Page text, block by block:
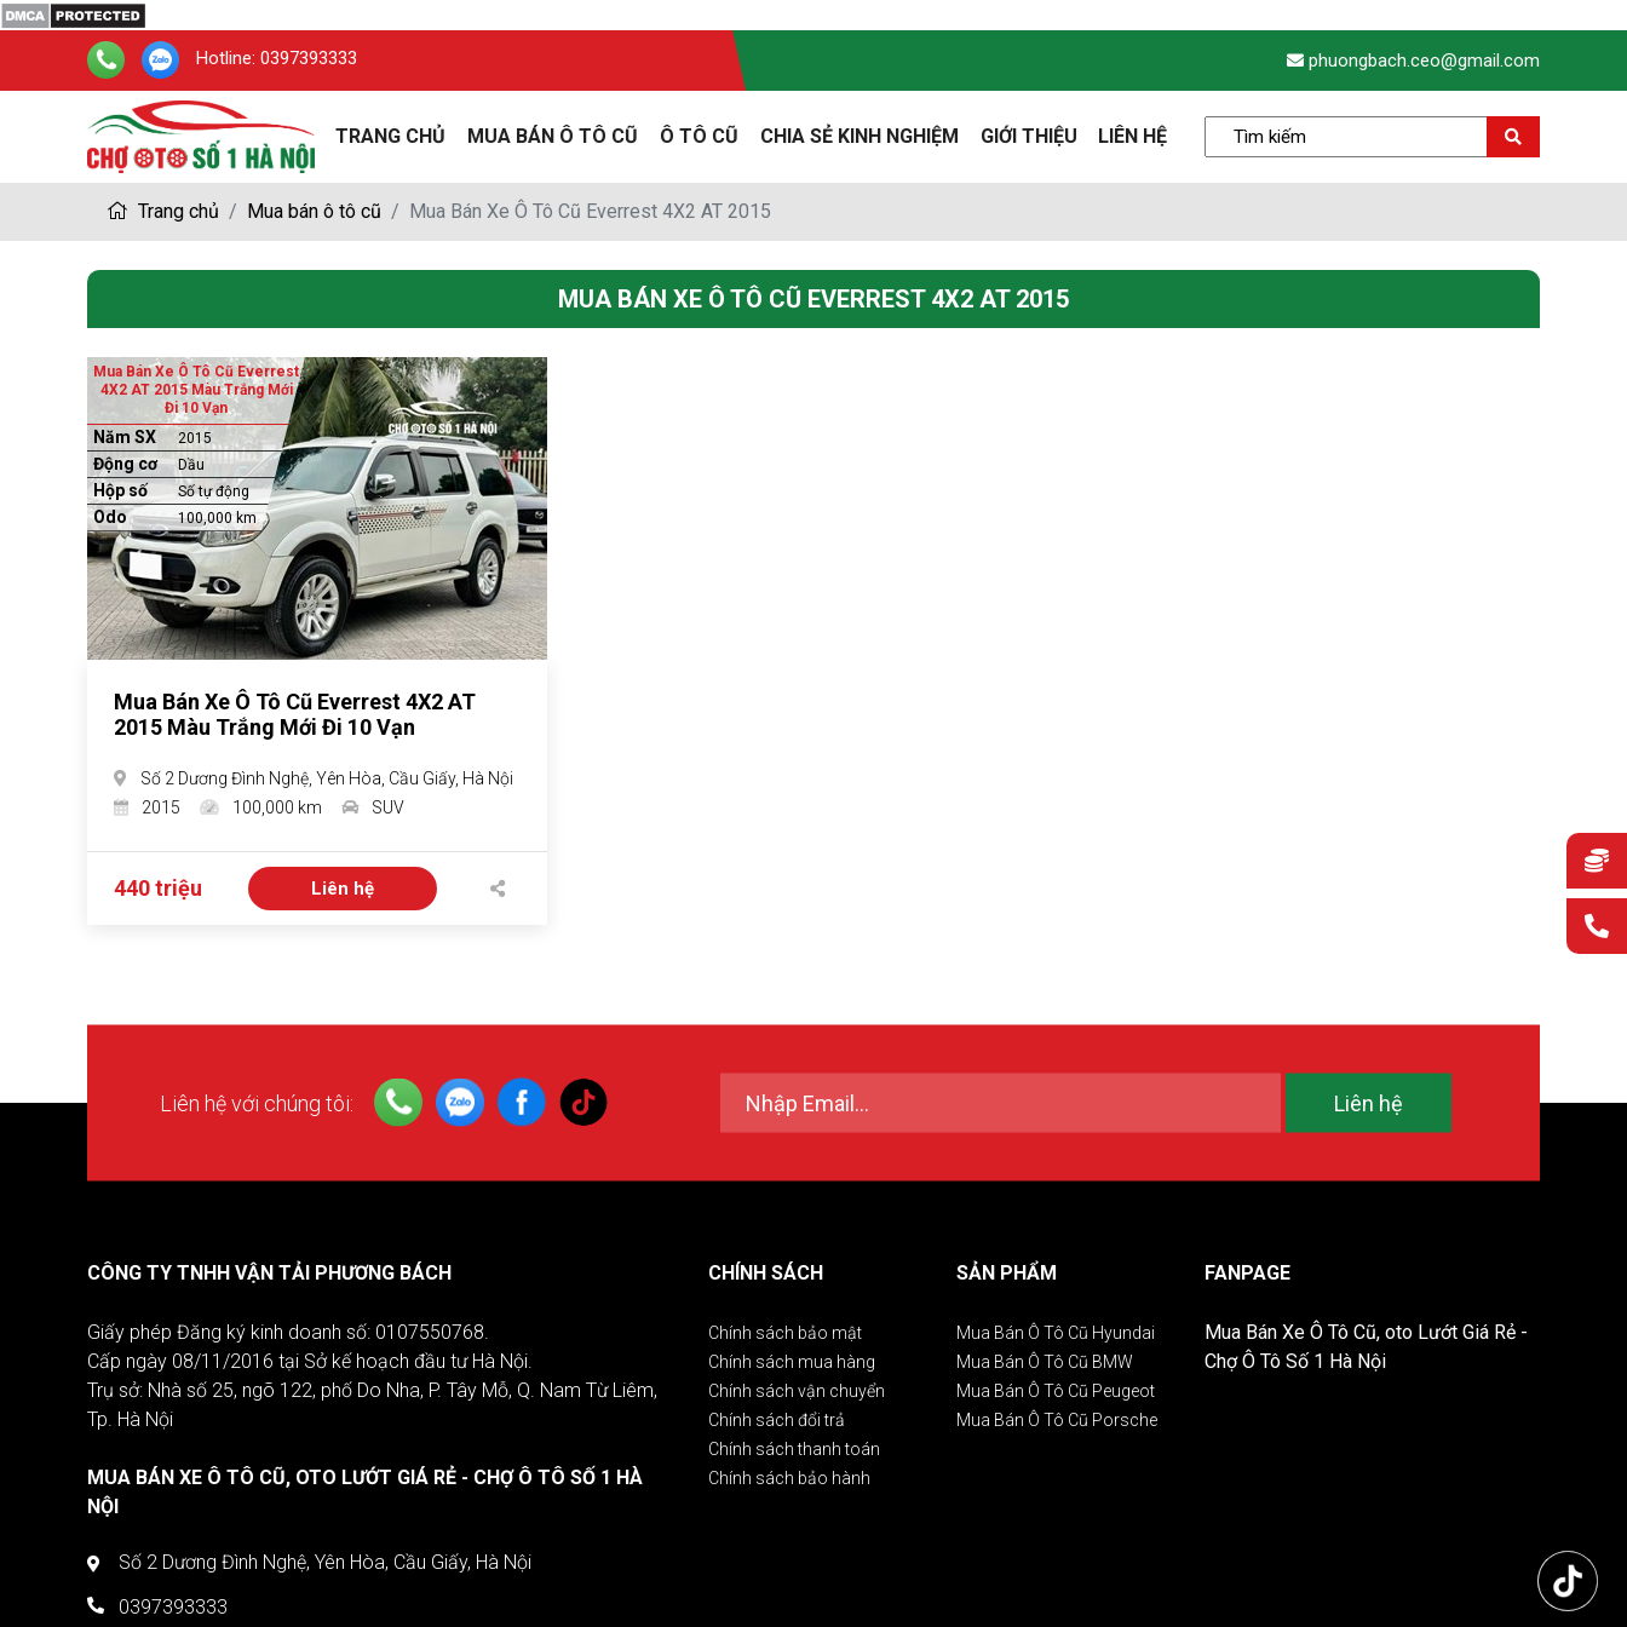
Hotline: 0397393333 phuongbach.ceo@gmail.com
TRANG CHỦ MUA BÁN Ô TÔ CŨ Ô TÔ CŨ CHIA SẺ KINH NGHIỆM GIỚI THIỆU LIÊN HỆ
Trang chủ Mua bán ô tô cũ Mua Bán Xe Ô Tô Cũ Everrest 4X2 AT 2015
MUA BÁN XE Ô TÔ CŨ EVERREST 4X2 AT 2015
Mua Bán Xe Ô Tô Cũ Everrest
4X2 AT 2015 Màu Trắng Mới
Đi 10 Vạn
Năm SX 2015
Động cơ Dầu
Hộp số Số tự động
Odo 100,000 km
Mua Bán Xe Ô Tô Cũ Everrest 4X2 AT
2015 Màu Trắng Mới Đi 10 Vạn
Số 2 Dương Đình Nghệ, Yên Hòa, Cầu Giấy, Hà Nội
2015
100,000 km SUV
440 triệu Liên hệ
Liên hệ với chúng tôi: Liên hệ
CÔNG TY TNHH VẬN TẢI PHƯƠNG BÁCH
Giấy phép Đăng ký kinh doanh số: 0107550768.
Cấp ngày 08/11/2016 tại Sở kế hoạch đầu tư Hà Nội.
Trụ sở: Nhà số 25, ngõ 122, phố Do Nha, P. Tây Mỗ, Q. Nam Từ Liêm,
Tp. Hà Nội
MUA BÁN XE Ô TÔ CŨ, OTO LƯỚT GIÁ RẺ - CHỢ Ô TÔ SỐ 1 HÀ
NỘI
Số 2 Dương Đình Nghệ, Yên Hòa, Cầu Giấy, Hà Nội
0397393333
CHÍNH SÁCH
Chính sách bảo mật
Chính sách mua hàng
Chính sách vận chuyển
Chính sách đổi trả
Chính sách thanh toán
Chính sách bảo hành
SẢN PHẨM
Mua Bán Ô Tô Cũ Hyundai
Mua Bán Ô Tô Cũ BMW
Mua Bán Ô Tô Cũ Peugeot
Mua Bán Ô Tô Cũ Porsche
FANPAGE
Mua Bán Xe Ô Tô Cũ, oto Lướt Giá Rẻ -
Chợ Ô Tô Số 1 Hà Nội